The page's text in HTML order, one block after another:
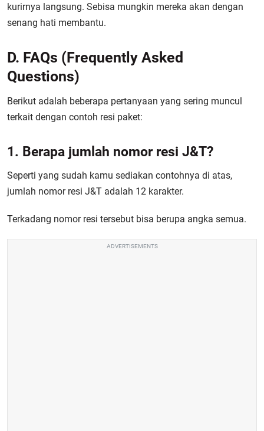
kurirnya langsung. Sebisa mungkin mereka akan dengan
senang hati membantu.
D. FAQs (Frequently Asked
Questions)
Berikut adalah beberapa pertanyaan yang sering muncul
terkait dengan contoh resi paket:
1. Berapa jumlah nomor resi J&T?
Seperti yang sudah kamu sediakan contohnya di atas,
jumlah nomor resi J&T adalah 12 karakter.
Terkadang nomor resi tersebut bisa berupa angka semua.
ADVERTISEMENTS